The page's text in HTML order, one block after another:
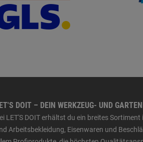
DOIT – DEIN WERKZEUG- UND
LET'S DOIT erhältst du ein breites
Arbeitsbekleidung, Eisenwaren und